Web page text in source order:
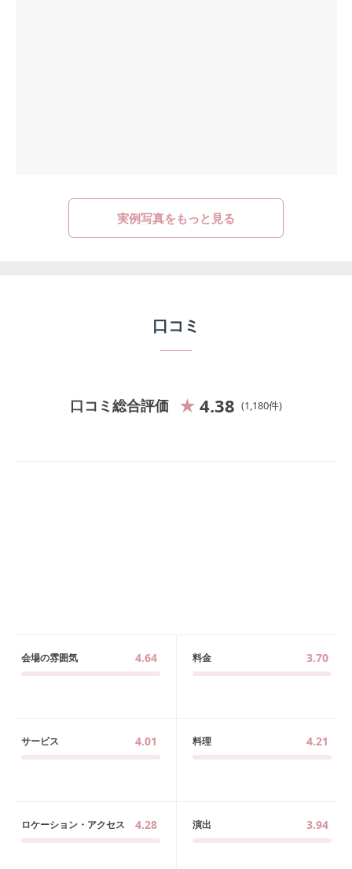
実例写真をもっと見る
口コミ
口コミ総合評価 4.38 1,180件
会場の雰囲気 4.64 料金 3.70
サービス 4.01 料理 4.21
ロケーション・アクセス 4.28 演出 3.94